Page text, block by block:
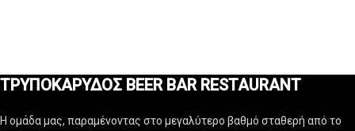
ΤΡΥΠΟΚΑΡΥΔΟΣ BEER BAR RESTAURANT
Η ομάδα μας, παραμένοντας στο μεγαλύτερο βαθμό σταθερή από το